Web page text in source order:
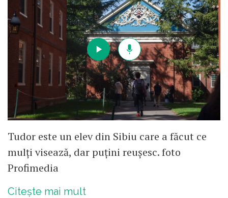
Tudor este un elev din Sibiu care a făcut ce
mulți visează, dar puțini reușesc. foto
Profimedia
Citește mai mult